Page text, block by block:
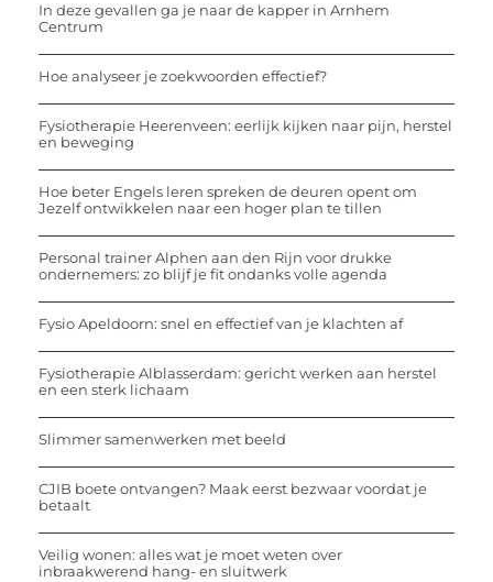
In deze gevallen ga je naar de kapper in Arnhem
Centrum
Hoe analyseer je zoekwoorden effectief?
Fysiotherapie Heerenveen: eerlijk kijken naar pijn, herstel
en beweging
Hoe beter Engels leren spreken de deuren opent om
Jezelf ontwikkelen naar een hoger plan te tillen
Personal trainer Alphen aan den Rijn voor drukke
ondernemers: zo blijf je fit ondanks volle agenda
Fysio Apeldoorn: snel en effectief van je klachten af
Fysiotherapie Alblasserdam: gericht werken aan herstel
en een sterk lichaam
Slimmer samenwerken met beeld
CJIB boete ontvangen? Maak eerst bezwaar voordat je
betaalt
Veilig wonen: alles wat je moet weten over
inbraakwerend hang- en sluitwerk